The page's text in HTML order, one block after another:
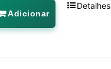
Adicionar
Detalhes